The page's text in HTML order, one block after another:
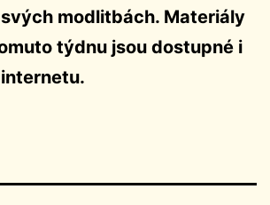
modlitbách. Materiály
týdnu jsou dostupné i